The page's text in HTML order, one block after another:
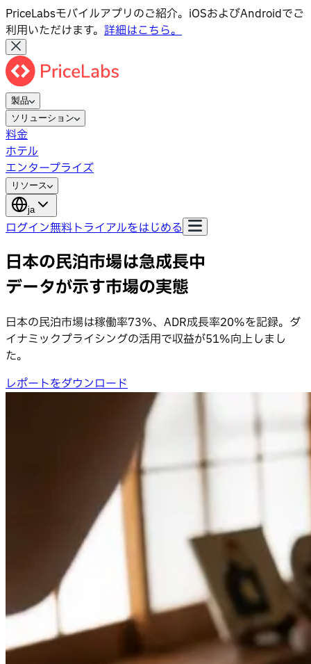
PriceLabsモバイルアプリのご紹介。iOSおよびAndroidでご
利用いただけます。 詳細はこちら。
製品
ソリューション
料金
ホテル
エンタープライズ
リソース
ja
ログイン無料トライアルをはじめる
日本の民泊市場は急成長中
データが示す市場の実態
日本の民泊市場は稼働率73%、ADR成長率20%を記録。ダ
イナミックプライシングの活用で収益が51%向上しまし
た。
レポートをダウンロード